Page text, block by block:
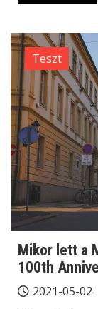
Teszt
Mikor lett a
100th
2021-05-02